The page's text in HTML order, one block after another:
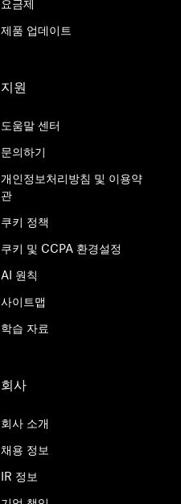
요금제
제품 업데이트
지원
도움말 센터
문의하기
개인정보처리방침 및 이용약
관
쿠키 정책
쿠키 및 CCPA 환경설정
AI 원칙
사이트맵
학습 자료
회사
회사 소개
채용 정보
IR 정보